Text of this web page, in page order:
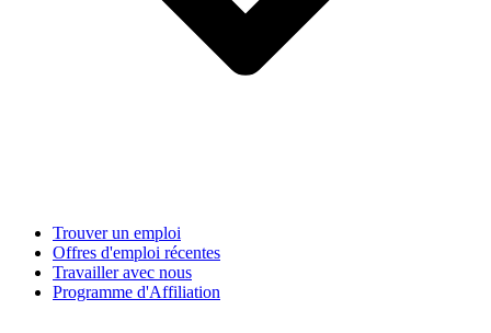
Trouver un emploi
Offres d'emploi récentes
Travailler avec nous
Programme d'Affiliation